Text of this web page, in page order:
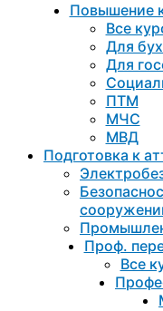
Повышение
Все
Для
Для
ПТМ
МЧС
МВД
Подготовка к
Проф.
Все